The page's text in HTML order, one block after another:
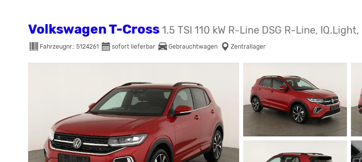
Volkswagen T-Cross 1.5 TSI 110 kW R-Line DSG R-Line,
Fahrzeugnr.: 5124261 sofort lieferbar Gebrauchtwagen Zentrallager